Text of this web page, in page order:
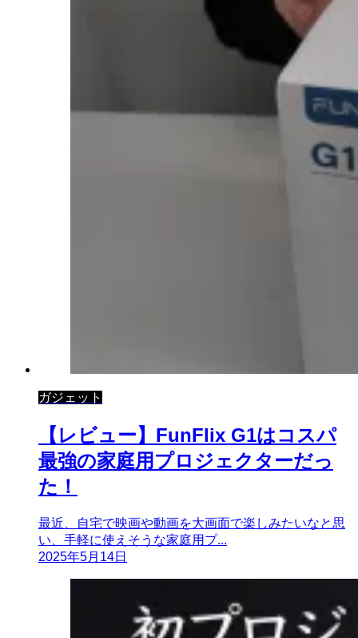
ガジェット
【レビュー】FunFlix G1はコスパ
最強の家庭用プロジェクターだっ
た！
最近、自宅で映画や動画を大画面で楽しみたいなと思
い、手軽に使えそうな家庭用プ...
2025年5月14日